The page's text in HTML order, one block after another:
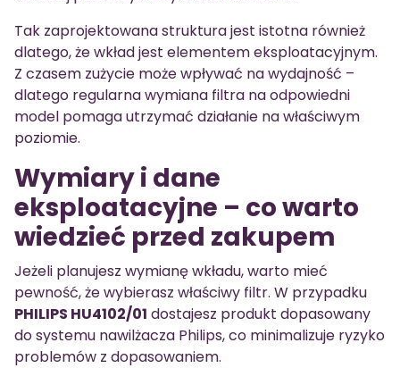
Tak zaprojektowana struktura jest istotna również
dlatego, że wkład jest elementem eksploatacyjnym.
Z czasem zużycie może wpływać na wydajność –
dlatego regularna wymiana filtra na odpowiedni
model pomaga utrzymać działanie na właściwym
poziomie.
Wymiary i dane
eksploatacyjne – co warto
wiedzieć przed zakupem
Jeżeli planujesz wymianę wkładu, warto mieć
pewność, że wybierasz właściwy filtr. W przypadku
PHILIPS HU4102/01 dostajesz produkt dopasowany
do systemu nawilżacza Philips, co minimalizuje ryzyko
problemów z dopasowaniem.